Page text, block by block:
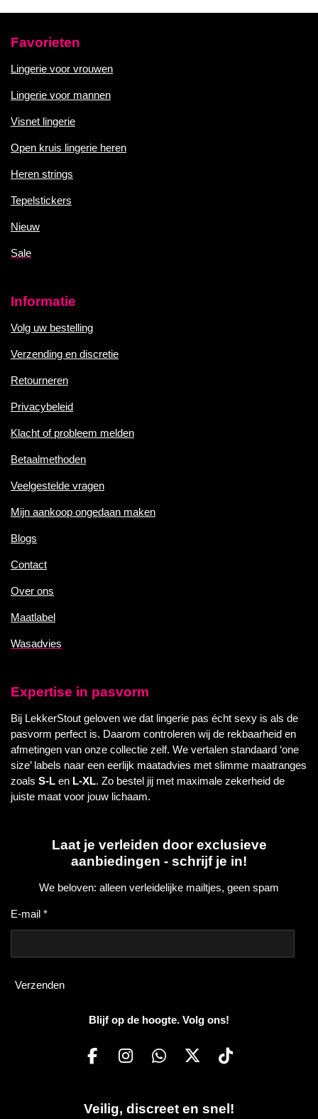
Favorieten
Lingerie voor vrouwen
Lingerie voor mannen
Visnet lingerie
Open kruis lingerie heren
Heren strings
Tepelstickers
Nieuw
Sale
Informatie
Volg uw bestelling
Verzending en discretie
Retourneren
Privacybeleid
Klacht of probleem melden
Betaalmethoden
Veelgestelde vragen
Mijn aankoop ongedaan maken
Blogs
Contact
Over ons
Maatlabel
Wasadvies
Expertise in pasvorm
Bij LekkerStout geloven we dat lingerie pas écht sexy is als de
pasvorm perfect is. Daarom controleren wij de rekbaarheid en
afmetingen van onze collectie zelf. We vertalen standaard ‘one
size’ labels naar een eerlijk maatadvies met slimme maatranges
zoals S-L en L-XL. Zo bestel jij met maximale zekerheid de
juiste maat voor jouw lichaam.
Laat je verleiden door exclusieve
aanbiedingen - schrijf je in!
We beloven: alleen verleidelijke mailtjes, geen spam
E-mail *
Verzenden
Blijf op de hoogte. Volg ons!
F
e
I
t
W
t
X
T
T
Veilig, discreet en snel!